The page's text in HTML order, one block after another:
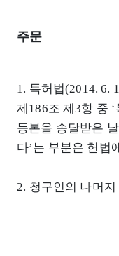
주문
1. 특허법(2014. 6.
제186조 제3항 중
등본을 송달받은
다’는 부분은 헌법
2. 청구인의 나머